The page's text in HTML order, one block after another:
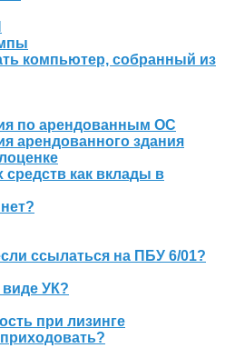
компьютер, собранный из
по арендованным ОС
арендованного здания
как вклады в
ссылаться на ПБУ 6/01?
УК?
при лизинге